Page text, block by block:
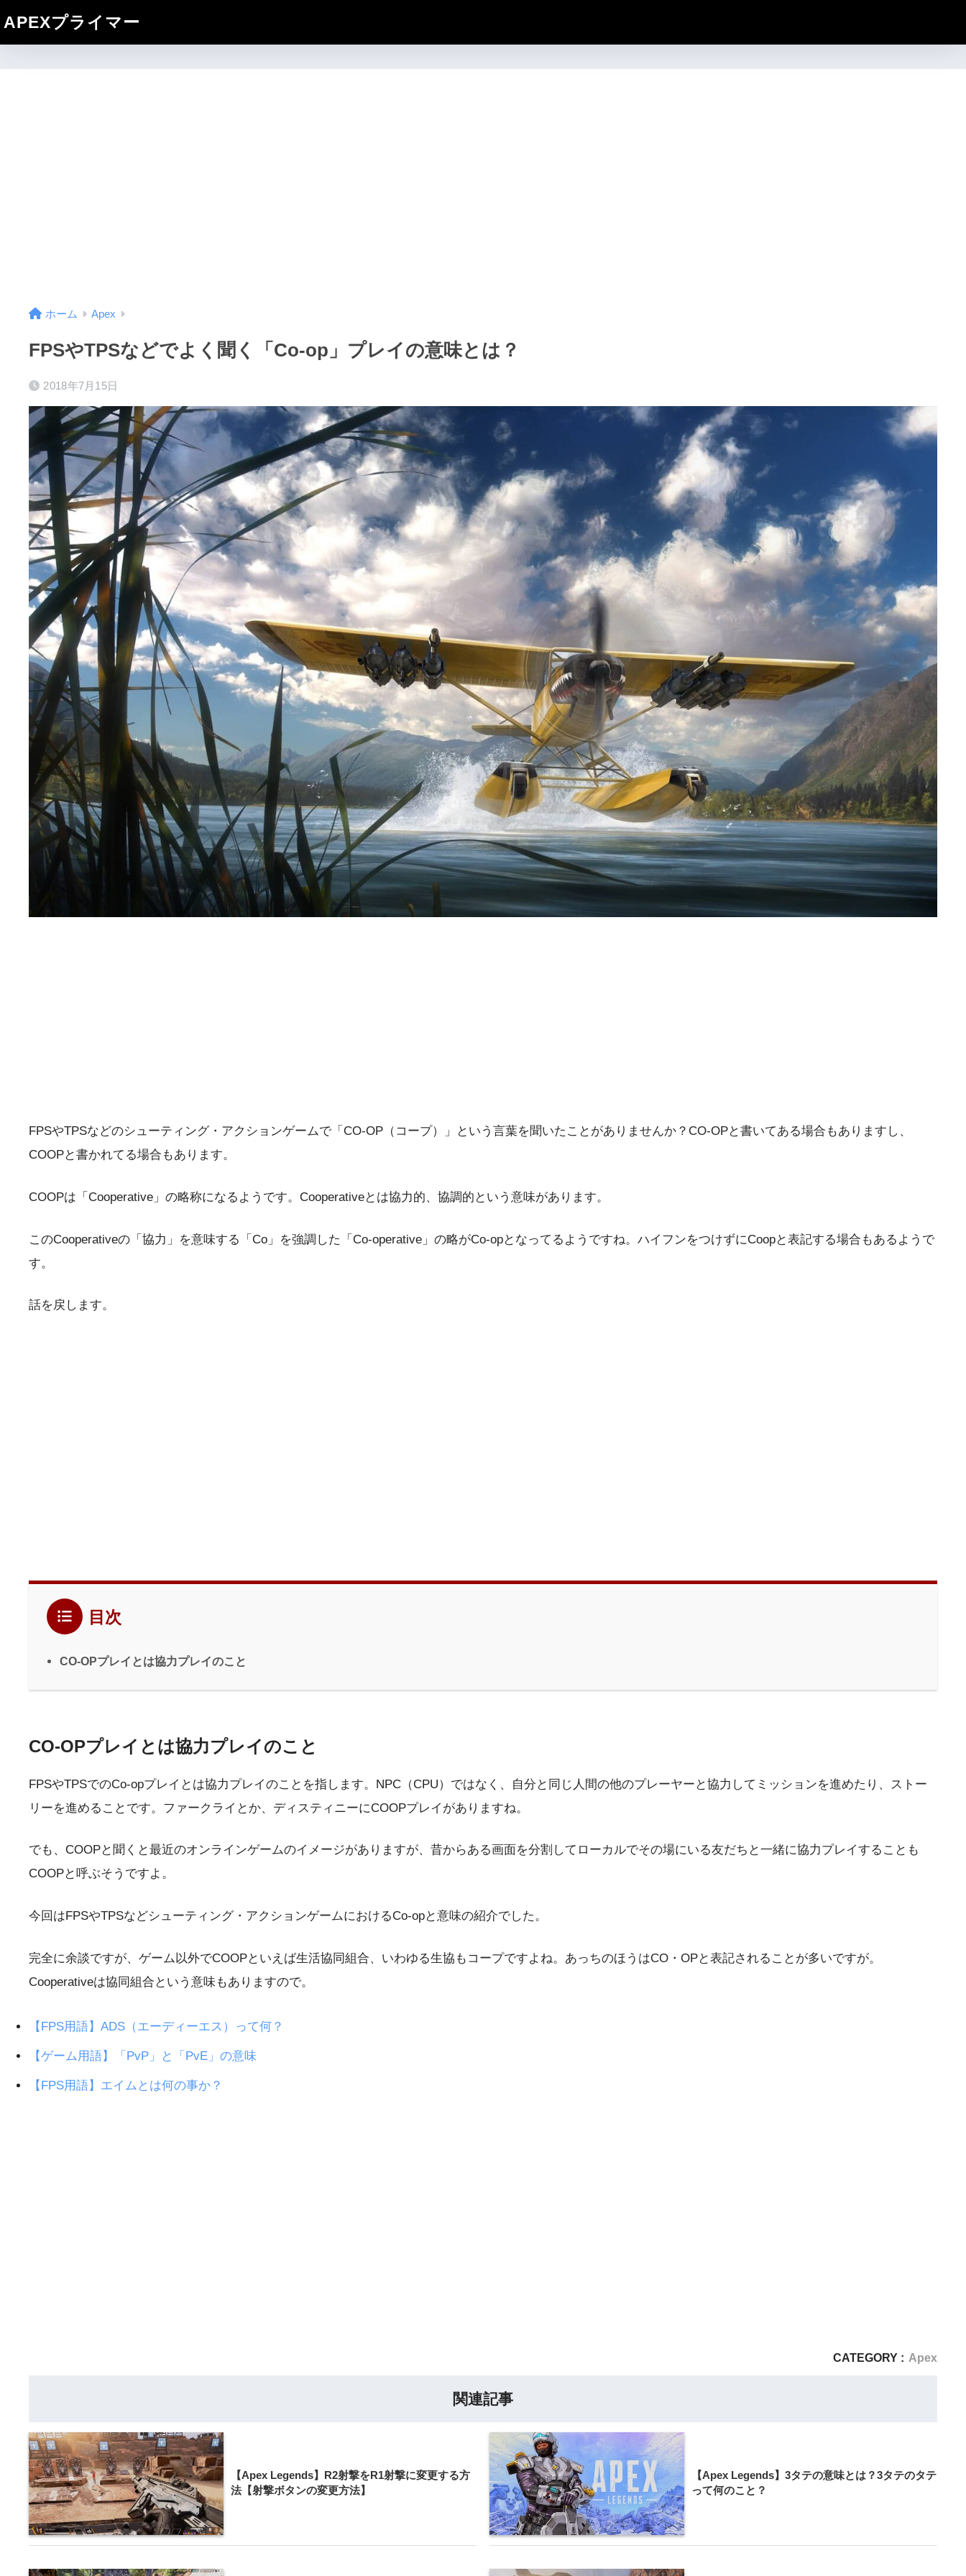
APEXプライマー
ホーム Apex
FPSやTPSなどでよく聞く「Co-op」プレイの意味とは？
2018年7月15日
FPSやTPSなどのシューティング・アクションゲームで「CO-OP（コープ）」という言葉を聞いたことがありませんか？CO-OPと書いてある場合もありますし、
COOPと書かれてる場合もあります。
COOPは「Cooperative」の略称になるようです。Cooperativeとは協力的、協調的という意味があります。
このCooperativeの「協力」を意味する「Co」を強調した「Co-operative」の略がCo-opとなってるようですね。ハイフンをつけずにCoopと表記する場合もあるようで
す。
話を戻します。
目次
CO-OPプレイとは協力プレイのこと
CO-OPプレイとは協力プレイのこと
FPSやTPSでのCo-opプレイとは協力プレイのことを指します。NPC（CPU）ではなく、自分と同じ人間の他のプレーヤーと協力してミッションを進めたり、ストー
リーを進めることです。ファークライとか、ディスティニーにCOOPプレイがありますね。
でも、COOPと聞くと最近のオンラインゲームのイメージがありますが、昔からある画面を分割してローカルでその場にいる友だちと一緒に協力プレイすることも
COOPと呼ぶそうですよ。
今回はFPSやTPSなどシューティング・アクションゲームにおけるCo-opと意味の紹介でした。
完全に余談ですが、ゲーム以外でCOOPといえば生活協同組合、いわゆる生協もコープですよね。あっちのほうはCO・OPと表記されることが多いですが。
Cooperativeは協同組合という意味もありますので。
【FPS用語】ADS（エーディーエス）って何？
【ゲーム用語】「PvP」と「PvE」の意味
【FPS用語】エイムとは何の事か？
CATEGORY : Apex
関連記事
【Apex Legends】R2射撃をR1射撃に変更する方
法【射撃ボタンの変更方法】
【Apex Legends】3タテの意味とは？3タテのタテ
って何のこと？